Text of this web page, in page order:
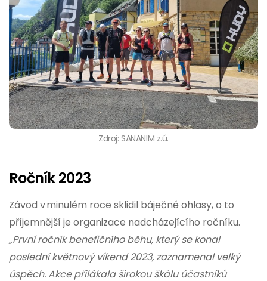
Zdroj: SANANIM z.ú.
Ročník 2023
Závod v minulém roce sklidil báječné ohlasy, o to
příjemnější je organizace nadcházejícího ročníku.
„První ročník benefičního běhu, který se konal
poslední květnový víkend 2023, zaznamenal velký
úspěch. Akce přilákala širokou škálu účastníků